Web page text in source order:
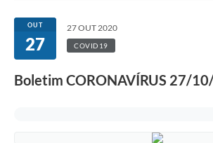
OUT
27
27 OUT 2020
COVID19
Boletim CORONAVÍRUS 27/